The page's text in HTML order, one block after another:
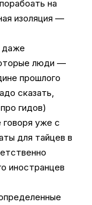
на
изоляция —
даже
люди —
прошлого
сказать,
гидов)
говоря уже с
для тайцев в
иностранцев